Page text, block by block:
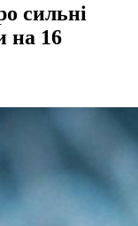
сильні
на 16